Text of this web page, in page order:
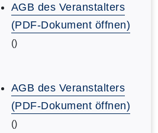
AGB des Veranstalters
(PDF-Dokument öffnen)
()
AGB des Veranstalters
(PDF-Dokument öffnen)
()